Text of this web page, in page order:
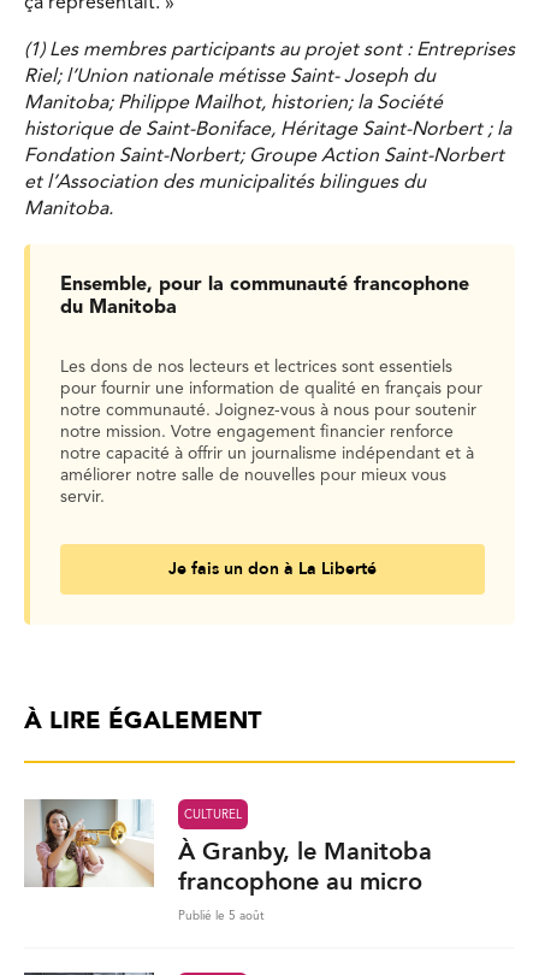
(1) Les membres participants au projet sont : Entreprises
Riel; l’Union nationale métisse Saint- Joseph du
Manitoba; Philippe Mailhot, historien; la Société
historique de Saint-Boniface, Héritage Saint-Norbert ; la
Fondation Saint-Norbert; Groupe Action Saint-Norbert
et l’Association des municipalités bilingues du
Manitoba.
Ensemble, pour la communauté francophone
du Manitoba
Les dons de nos lecteurs et lectrices sont essentiels
pour fournir une information de qualité en français pour
notre communauté. Joignez-vous à nous pour soutenir
notre mission. Votre engagement financier renforce
notre capacité à offrir un journalisme indépendant et à
améliorer notre salle de nouvelles pour mieux vous
servir.
Je fais un don à La Liberté
À LIRE ÉGALEMENT
CULTUREL
À Granby, le Manitoba
francophone au micro
Publié le 5 août